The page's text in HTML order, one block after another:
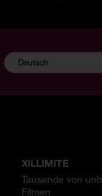
Deutsch
XILLIMITE
Tausende von
Filmen